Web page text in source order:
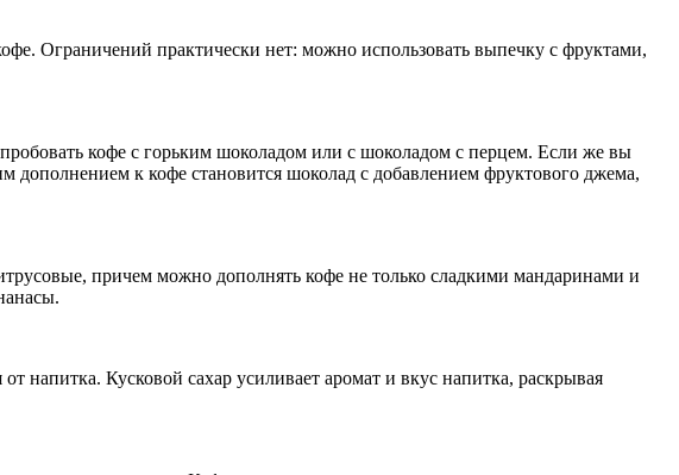
Ограничений практически нет: можно использовать выпечку с фруктами,
кофе с горьким шоколадом или с шоколадом с перцем. Если же вы
к кофе становится шоколад с добавлением фруктового джема,
причем можно дополнять кофе не только сладкими мандаринами и
Кусковой сахар усиливает аромат и вкус напитка, раскрывая